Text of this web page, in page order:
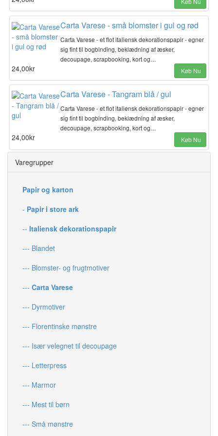
Carta Varese - små blomster i gul og rød
Carta Varese - et flot italiensk dekorationspapir - egner
sig fint til bogbinding, beklædning af æsker,
decoupage, scrapbooking, kort og…
24,00kr Køb Nu
Carta Varese - Tangram blå / gul
Carta Varese - et flot italiensk dekorationspapir - egner
sig fint til bogbinding, beklædning af æsker,
decoupage, scrapbooking, kort og…
24,00kr Køb Nu
Varegrupper
Papir og karton
- Papir i store ark
-- Italiensk dekorationspapir
--- Blandet
--- Blomster- og frugtmotiver
--- Carta Varese
--- Dyrmotiver
--- Florentinske mønstre
--- Især velegnet til decoupage
--- Letterpress
--- Marmor
--- Mest til børn
--- Små mønstre